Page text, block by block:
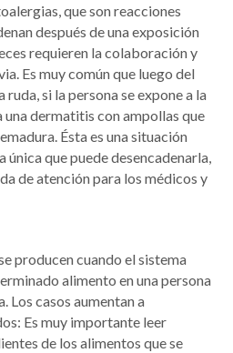
que son reacciones
después de una exposición
requieren la colaboración y
Es muy común que luego del
si la persona se expone a la
una dermatitis con ampollas que
Ésta es una situación
única que puede desencadenarla,
de atención para los médicos y
producen cuando el sistema
alimento en una persona
Los casos aumentan a
Es muy importante leer
de los alimentos que se